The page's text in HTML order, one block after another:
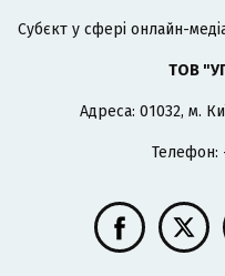
Cубєкт у сфері онлайн-
ТОВ
Адреса: 01032, м.
Телефон: